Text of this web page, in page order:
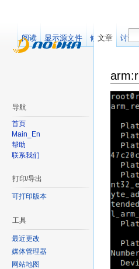
文章 讨论
阅读 显示源文件 修订记录
导航
首页
Main_En
帮助
联系我们
打印/导出
可打印版本
工具
最近更改
媒体管理器
网站地图